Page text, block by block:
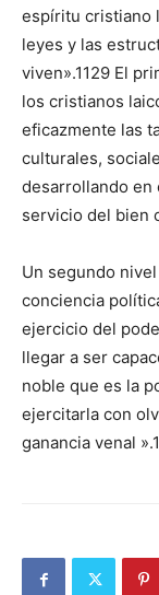
espíritu cristiano
leyes y las
viven».1129 El
los cristianos
eficazmente las
culturales,
desarrollando en
servicio del bien
Un segundo
conciencia
ejercicio del
llegar a ser
noble que es la
ejercitarla con
ganancia venal